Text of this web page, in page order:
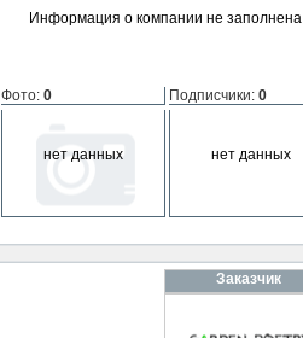
Информация о компании не заполнена
Фото: 0
нет данных
Подписчики: 0
нет данных
Заказчик